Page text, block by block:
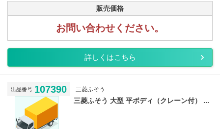
販売価格
お問い合わせください。
詳しくはこちら
出品番号 107390 三菱ふそう
三菱ふそう 大型 平ボディ（クレーン付） ...